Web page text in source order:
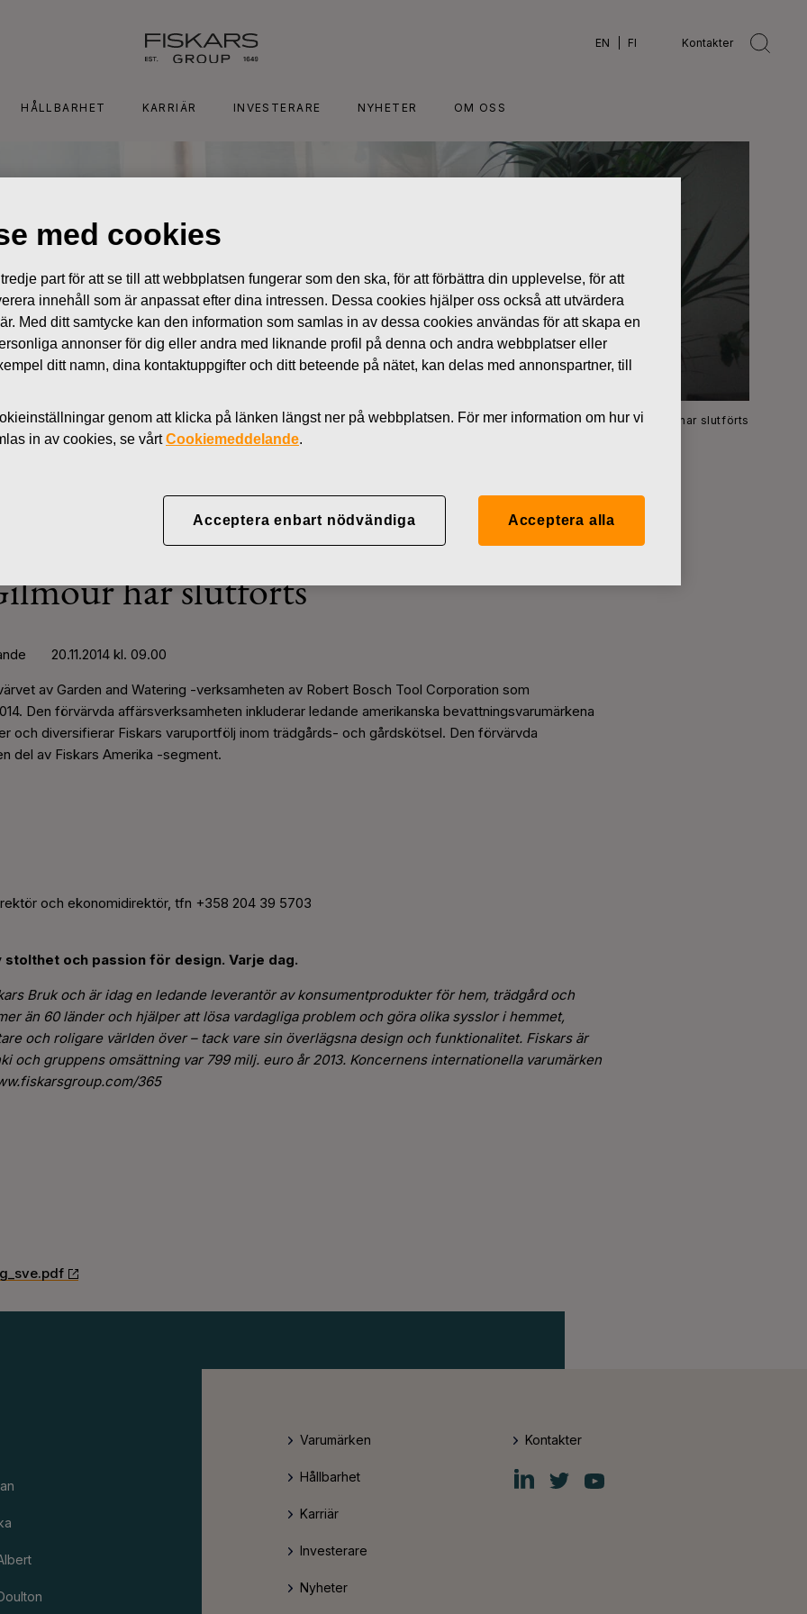
EN FI Kontakter
HÅLLBARHET KARRIÄR INVESTERARE NYHETER OM OSS
Nyheter Förvärvet av de amerikanska bevattningsvarumärkena Nelson och Gilmour har slutförts
amerikanska bevattningsvarumärkena
har slutförts
20.11.2014 kl. 09.00
av Garden and Watering -verksamheten av Robert Bosch Tool Corporation som
Den förvärvda affärsverksamheten inkluderar ledande amerikanska bevattningsvarumärkena
och diversifierar Fiskars varuportfölj inom trädgårds- och gårdskötsel. Den förvärvda
del av Fiskars Amerika -segment.
och ekonomidirektör, tfn +358 204 39 5703
stolthet och passion för design. Varje dag.
Bruk och är idag en ledande leverantör av konsumentprodukter för hem, trädgård och
än 60 länder och hjälper att lösa vardagliga problem och göra olika sysslor i hemmet,
och roligare världen över – tack vare sin överlägsna design och funktionalitet. Fiskars är
och gruppens omsättning var 799 milj. euro år 2013. Koncernens internationella varumärken
365
Varumärken
Hållbarhet
Karriär
Investerare
Nyheter
Kontakter
Fiskars
Group
Fiskars
Group
Fiskars
Group
med cookies
part för att se till att webbplatsen fungerar som den ska, för att förbättra din upplevelse, för att
innehåll som är anpassat efter dina intressen. Dessa cookies hjälper oss också att utvärdera
Med ditt samtycke kan den information som samlas in av dessa cookies användas för att skapa en
annonser för dig eller andra med liknande profil på denna och andra webbplatser eller
ditt namn, dina kontaktuppgifter och ditt beteende på nätet, kan delas med annonspartner, till
genom att klicka på länken längst ner på webbplatsen. För mer information om hur vi
in av cookies, se vårtCookiemeddelande.
Acceptera enbart nödvändiga Acceptera alla